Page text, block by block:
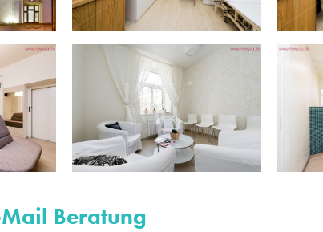
Beratung